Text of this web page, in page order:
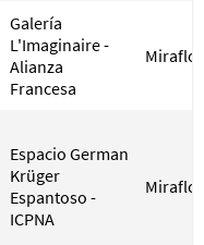
Galería
L'Imaginaire -
Alianza
Francesa
Espacio German
Krüger
Espantoso -
ICPNA